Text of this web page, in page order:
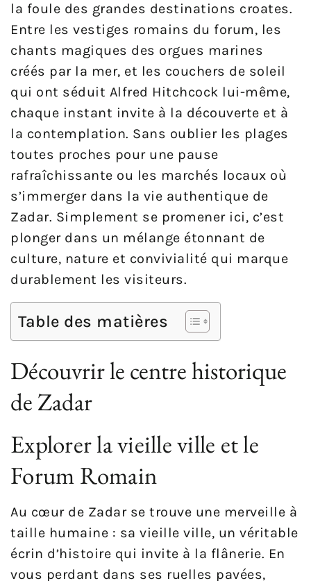
la foule des grandes destinations croates.
Entre les vestiges romains du forum, les
chants magiques des orgues marines
créés par la mer, et les couchers de soleil
qui ont séduit Alfred Hitchcock lui-même,
chaque instant invite à la découverte et à
la contemplation. Sans oublier les plages
toutes proches pour une pause
rafraîchissante ou les marchés locaux où
s’immerger dans la vie authentique de
Zadar. Simplement se promener ici, c’est
plonger dans un mélange étonnant de
culture, nature et convivialité qui marque
durablement les visiteurs.
Table des matières
Découvrir le centre historique
de Zadar
Explorer la vieille ville et le
Forum Romain
Au cœur de Zadar se trouve une merveille à
taille humaine : sa vieille ville, un véritable
écrin d’histoire qui invite à la flânerie. En
vous perdant dans ses ruelles pavées,